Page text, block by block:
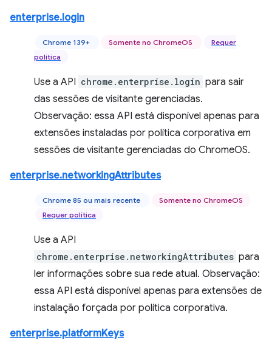
enterprise.login
Chrome 139+ Somente no ChromeOS
Requer
política
Use a API chrome.enterprise.login para sair
das sessões de visitante gerenciadas.
Observação: essa API está disponível apenas para
extensões instaladas por política corporativa em
sessões de visitante gerenciadas do ChromeOS.
enterprise.networkingAttributes
Chrome 85 ou mais recente
Somente no ChromeOS
Requer política
Use a API
chrome.enterprise.networkingAttributes para
ler informações sobre sua rede atual. Observação:
essa API está disponível apenas para extensões de
instalação forçada por política corporativa.
enterprise.platformKeys